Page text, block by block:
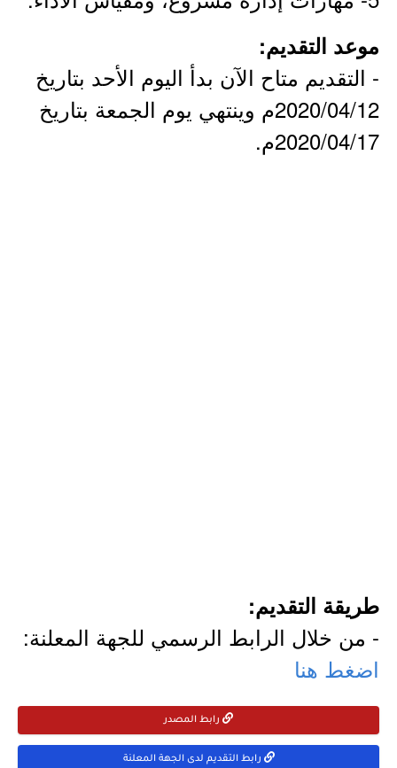
موعد التقديم:
- التقديم متاح الآن بدأ اليوم الأحد بتاريخ
2020/04/12م وينتهي يوم الجمعة بتاريخ
2020/04/17م.
طريقة التقديم:
- من خلال الرابط الرسمي للجهة المعلنة:
اضغط هنا
رابط المصدر
رابط التقديم لدى الجهة المعلنة